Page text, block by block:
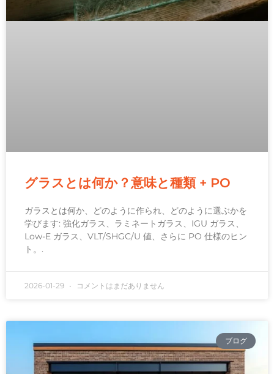
グラスとは何か？意味と種類 + PO
ガラスとは何か、どのように作られ、どのように選ぶかを
学びます: 強化ガラス、ラミネートガラス、IGU ガラス、
Low-E ガラス、VLT/SHGC/U 値、さらに PO 仕様のヒン
ト。.
2026-01-29 コメントはまだありません
ブログ